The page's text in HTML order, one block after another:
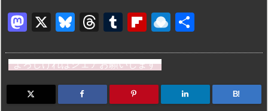
M
st
o
d
X
Bl
e
s
k
T
e
a
d
T
m
bl
r
Fl
b
o
ar
R
n
dr
o
よろしければシェアお願いします
B!